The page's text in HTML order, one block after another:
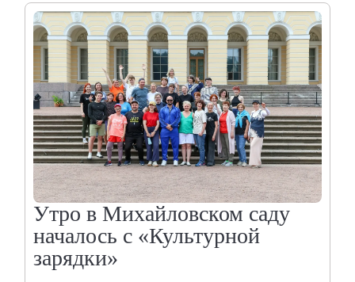
Посетителям
Справочная информация
Адреса и часы работы
О билетах, льготах и услугах
Правила покупки и возврата билетов
Правила посещения музея
Высказать мнение / Сообщить о проблеме
Экскурсии
Лекции и абонементы
Лекторий
Лекции
Утро в Михайловском саду
началось с «Культурной
зарядки»